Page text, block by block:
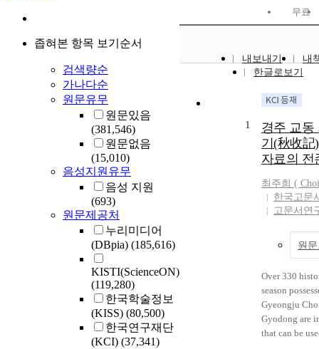
좁혀본 항목 보기순서
검색량순
가나다순
원문유무
원문있음
(381,546)
원문없음
(15,010)
음성지원유무
음성 지원
(693)
원문제공처
누리미디어
(DBpia) (185,616)
KISTI(ScienceON)
(119,280)
한국학술정보
(KISS) (80,500)
한국연구재단
(KCI) (37,341)
무료
내보내기
내
한글로보기
1
경주 교동
기(秋收記
자료의 전
최주희 ( Choi
한국고문
고문서연
원
Over 330
season
Gyeongju
Gyodong are
that can be